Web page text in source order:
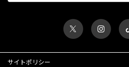
サイトポリシー